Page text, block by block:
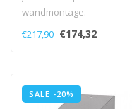
wandmontage.
Met kunststof slot en
sleutel.
€217,90 €174,32
SALE -20%